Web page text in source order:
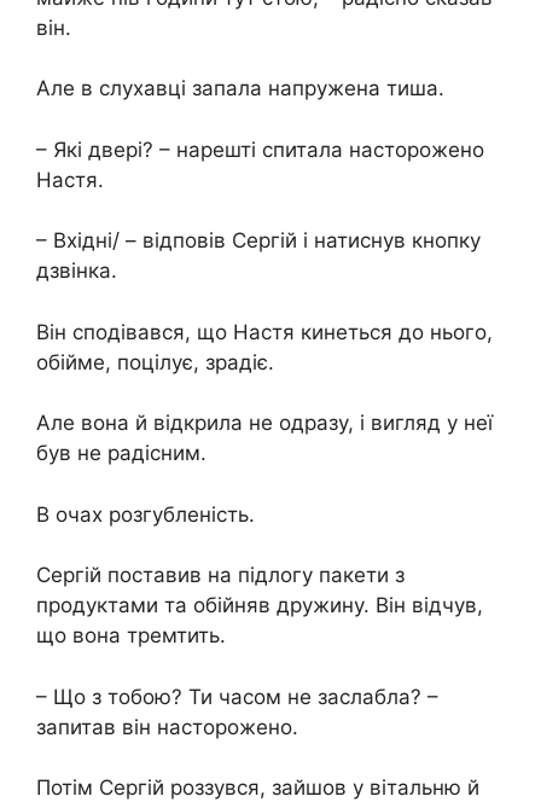
він.
Але в слухавці запала напружена тиша.
– Які двері? – нарешті спитала насторожено
Настя.
– Вхідні/ – відповів Сергій і натиснув кнопку
дзвінка.
Він сподівався, що Настя кинеться до нього,
обійме, поцілує, зрадіє.
Але вона й відкрила не одразу, і вигляд у неї
був не радісним.
В очах розгубленість.
Сергій поставив на підлогу пакети з
продуктами та обійняв дружину. Він відчув,
що вона тремтить.
– Що з тобою? Ти часом не заслабла? –
запитав він насторожено.
Потім Сергій роззувся, зайшов у вітальню й